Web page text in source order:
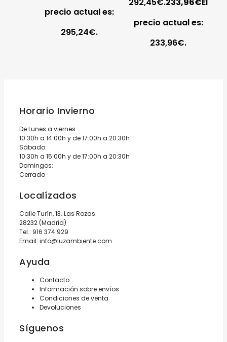
precio actual es:
295,24€.
precio actual es:
233,96€.
Horario Invierno
De Lunes a viernes
10:30h a 14:00h y de 17:00h a 20:30h
Sábado:
10:30h a 15:00h y de 17:00h a 20:30h
Domingos:
Cerrado
Localízados
Calle Turín, 13. Las Rozas.
28232 (Madrid)
Tel.: 916 374 929
Email: info@luzambiente.com
Ayuda
Contacto
Información sobre envíos
Condiciones de venta
Devoluciones
Síguenos